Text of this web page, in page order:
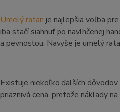
Umelý ratan je najlepšia voľba
iba stačí siahnuť po navlhčenej
a pevnosťou. Navyše je umelý
Existuje niekoľko ďalších
priaznivá cena, pretože náklady